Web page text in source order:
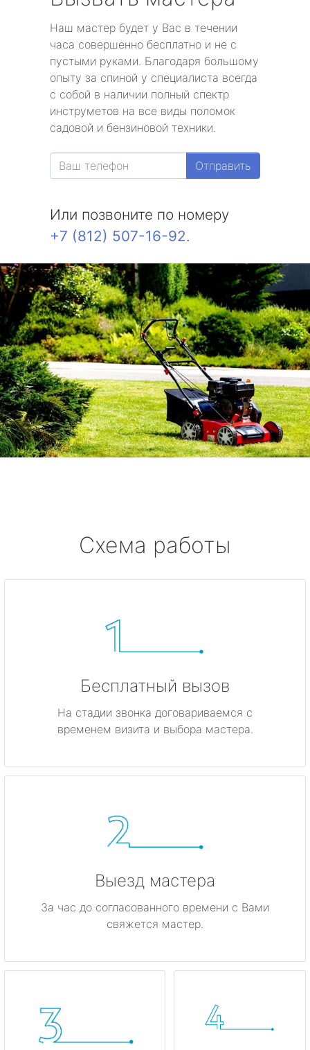
Наш мастер будет у Вас в течении
часа совершенно бесплатно и не с
пустыми руками. Благодаря большому
опыту за спиной у специалиста всегда
с собой в наличии полный спектр
инструметов на все виды поломок
садовой и бензиновой техники.
Отправить
Или позвоните по номеру
+7 (812) 507-16-92.
Схема работы
Бесплатный вызов
На стадии звонка договариваемся с
временем визита и выбора мастера.
Выезд мастера
За час до согласованного времени с Вами
свяжется мастер.